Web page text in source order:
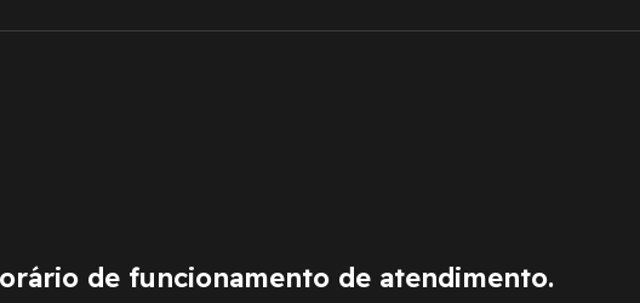
de funcionamento de atendimento.